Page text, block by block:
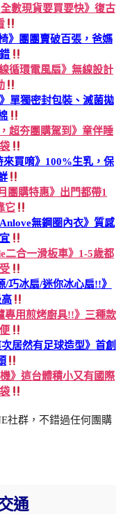
數現貨要買要快》復古
》團團賣破百張，爸媽
循環電風扇》無線設計
單獨密封包裝、滅菌拋
超夯團購駕到》童伴睡
來買唷》100%生乳，保
團購特惠》出門都帶1
它
無鋼圈內衣》質感
二合一滑板車》1-5歲都
/巧冰扇/迷你冰心扇!!》
專用煎烤廚具!!》三種款
居然有足球造型》首創
》這台體積小又有國際
社群，不錯過任何團購
通